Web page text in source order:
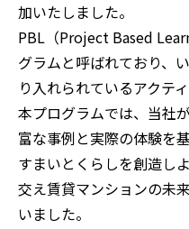
加いたしました。
PBL（Project Based
グラムと呼ばれており、
り入れられているアクテ
本プログラムでは、当社
富な事例と実際の体験を
すまいとくらしを創造し
交え賃貸マンションの未
いました。